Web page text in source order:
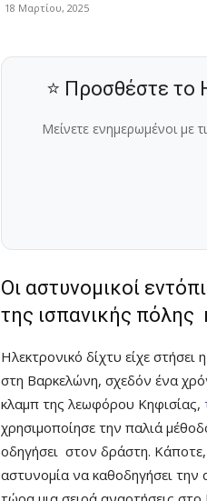
18 Μαρτίου, 2025
⭐ Προσθέστε το
Μείνετε ενημερωμένοι με
Οι αστυνομικοί
της ισπανικής πόλης
Ηλεκτρονικό δίχτυ είχε
στη Βαρκελώνη, σχεδόν ένα
κλαμπ της λεωφόρου Κηφισίας,
χρησιμοποίησε την παλιά
οδηγήσει στον δράστη. Κάποτε,
αστυνομία να καθοδηγήσει